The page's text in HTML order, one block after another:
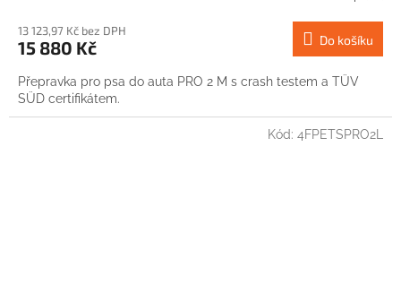
13 123,97 Kč bez DPH
15 880 Kč Do košíku
Přepravka pro psa do auta PRO 2 M s crash testem a TÜV
SÜD certifikátem.
Kód: 4FPETSPRO2L